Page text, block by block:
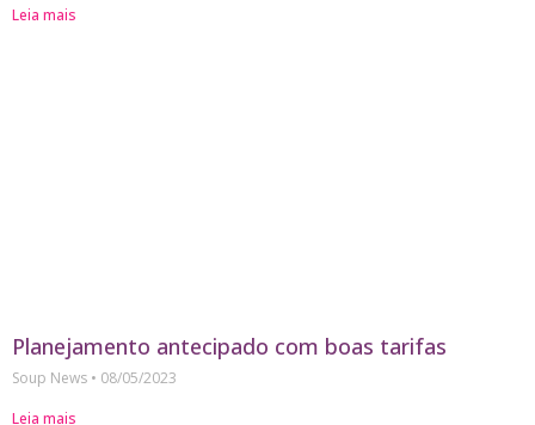
Leia mais
Planejamento antecipado com boas tarifas
Soup News
08/05/2023
Leia mais